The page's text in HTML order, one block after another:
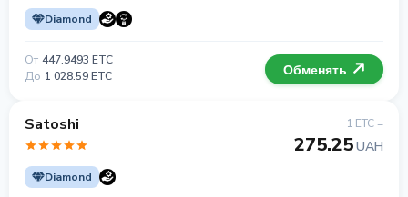
Diamond
От 447.9493 ETC
До 1 028.59 ETC Обменять
Satoshi
Diamond
1 ETC =
275.25UAH